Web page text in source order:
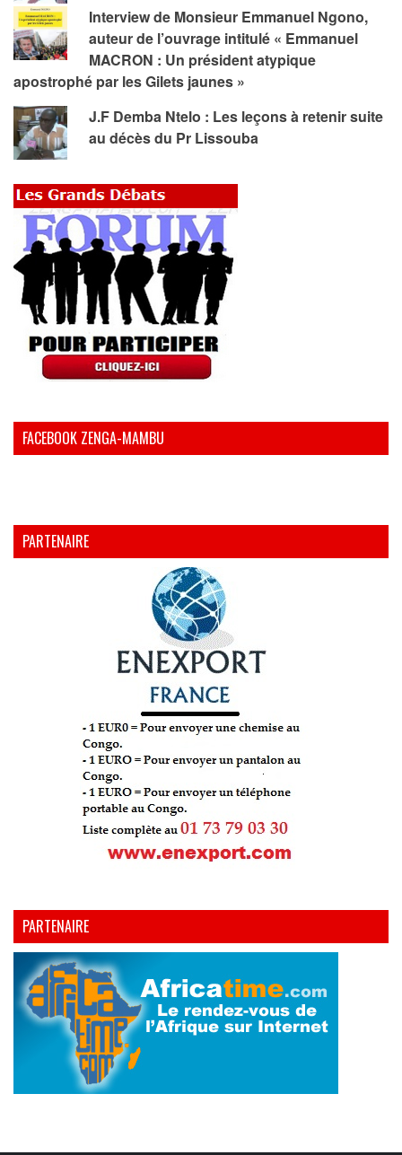
Interview de Monsieur Emmanuel Ngono,
auteur de l’ouvrage intitulé « Emmanuel
MACRON : Un président atypique
apostrophé par les Gilets jaunes »
J.F Demba Ntelo : Les leçons à retenir suite
au décès du Pr Lissouba
FACEBOOK ZENGA-MAMBU
PARTENAIRE
PARTENAIRE